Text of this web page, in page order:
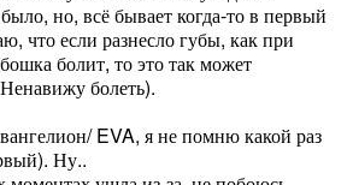
но, всё бывает когда-то в первый
что если разнесло губы, как при
болит, то это так может
болеть).
EVA, я не помню какой раз
Ну..